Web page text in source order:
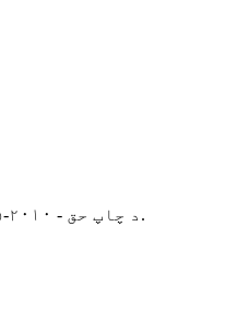
© د چاپ حق - ۲۰۱۰-۲۰۲۵: ټول حقونه خوندي دي.